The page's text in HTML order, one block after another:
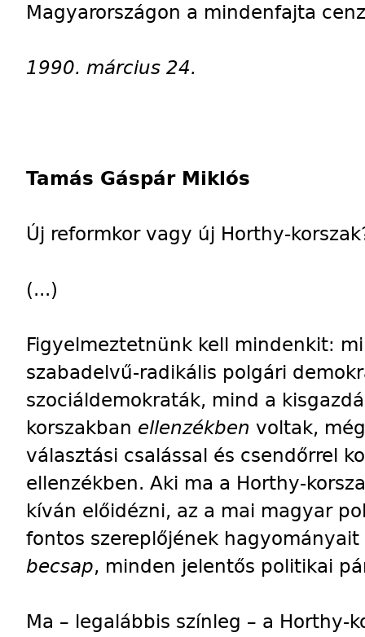
Magyarországon a mindenfajta
1990. március 24.
Tamás Gáspár Miklós
Új reformkor vagy új Horthy-
(...)
Figyelmeztetnünk kell mindenkit:
szabadelvű-radikális polgári
szociáldemokraták, mind a
korszakban ellenzékben voltak,
választási csalással és csendőrrel
ellenzékben. Aki ma a Horthy-
kíván előidézni, az a mai magyar
fontos szereplőjének
becsap, minden jelentős politikai
Ma – legalábbis színleg – a Horthy-